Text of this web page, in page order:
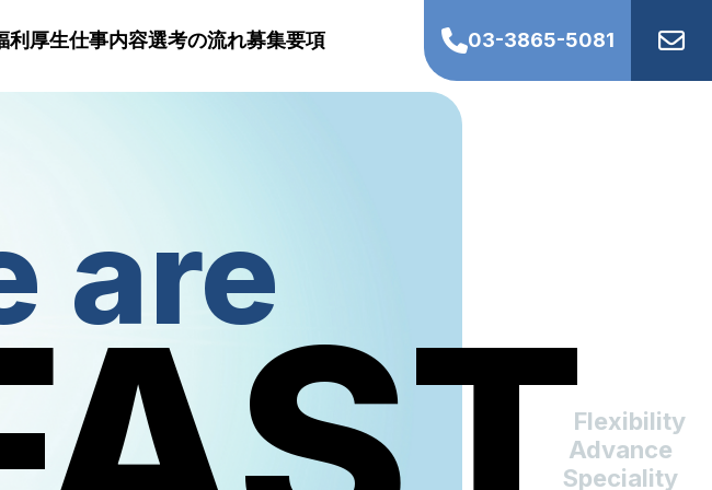
利厚生仕事内容選考の流れ募集要項 03-3865-5081
are
Flexibility
Advance
Speciality